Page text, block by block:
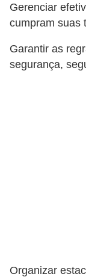
Gerenciar
cumpram suas
Garantir as
segurança,
Organizar